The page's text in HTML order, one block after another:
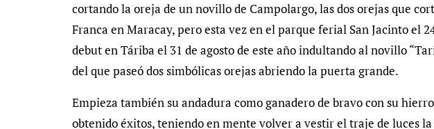
cortando la oreja de un novillo de Campolargo, las dos orejas que
Franca en Maracay, pero esta vez en el parque ferial San Jacinto el
debut en Táriba el 31 de agosto de este año indultando al novillo
del que paseó dos simbólicas orejas abriendo la puerta grande.
Empieza también su andadura como ganadero de bravo con su
obtenido éxitos, teniendo en mente volver a vestir el traje de luces